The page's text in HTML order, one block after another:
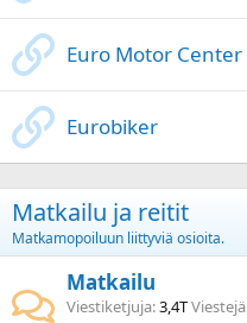
Euro Motor Center
Eurobiker
Matkailu ja reitit
Matkamopoiluun liittyviä osioita.
Matkailu
Viestiketjuja 3,4TViestejä